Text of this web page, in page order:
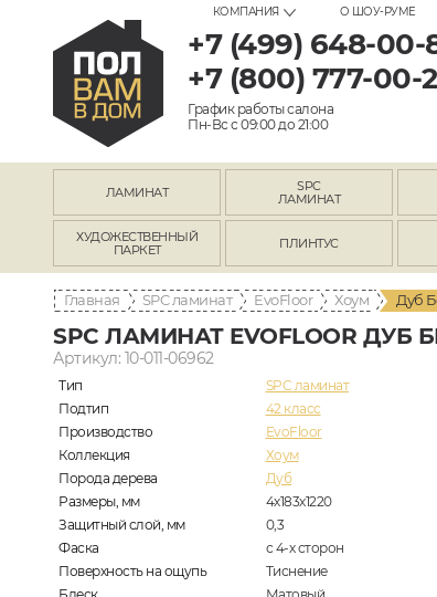
КОМПАНИЯ О ШОУ-РУМЕ
+7 (499) 648-00-
+7 (800) 777-00-
График работы салона
Пн-Вс с 09:00 до 21:00
ЛАМИНАТ
SPC
ЛАМИНАТ
ХУДОЖЕСТВЕННЫЙ
ПАРКЕТ
ПЛИНТУС
Главная SPC ламинат EvoFloor Хоум Дуб
SPC ЛАМИНАТ EVOFLOOR ДУБ
Артикул: 10-011-06962
Тип
SPC ламинат
Подтип
42 класс
Производство
EvoFloor
Коллекция
Хоум
Порода дерева
Дуб
Размеры, мм
4х183х1220
Защитный слой, мм
0,3
Фаска
с 4-х сторон
Поверхность на ощупь
Тиснение